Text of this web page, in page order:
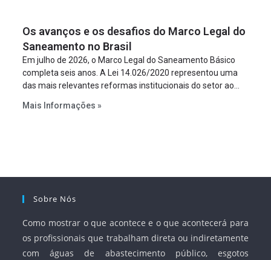
projeto a projeto.
Os avanços e os desafios do Marco Legal do
Saneamento no Brasil
Em julho de 2026, o Marco Legal do Saneamento Básico
completa seis anos. A Lei 14.026/2020 representou uma
das mais relevantes reformas institucionais do setor ao
serviços, ampliar a participação da iniciativa privada,
Mais Informações »
Sobre Nós
Como mostrar o que acontece e o que acontecerá para
os profissionais que trabalham direta ou indiretamente
com águas de abastecimento público, esgotos